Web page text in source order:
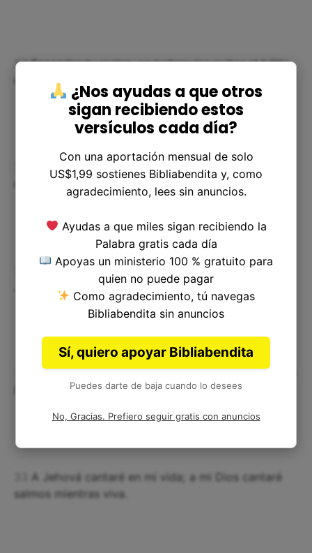
29Escondes tu rostro, se turban; les quitas el hálito,
dejan de ser y vuelven al polvo.
Envías tu espíritu, son creados y renuevas la faz
de la tierra.
¡Sea la gloria de Jehová para siempre! ¡Alégrese
Jehová en sus obras!
A Jehová cantaré en mi vida; a mi Dios cantaré
salmos mientras viva.
¿Nos ayudas a que otros
sigan recibiendo estos
versículos cada día?
Con una aportación mensual de solo
US$1,99 sostienes Bibliabendita y, como
agradecimiento, lees sin anuncios.
Ayudas a que miles sigan recibiendo la
Palabra gratis cada día
Apoyas un ministerio 100 % gratuito para
quien no puede pagar
Como agradecimiento, tú navegas
Bibliabendita sin anuncios
Sí, quiero apoyar Bibliabendita
Puedes darte de baja cuando lo desees
No, Gracias. Prefiero seguir gratis con anuncios